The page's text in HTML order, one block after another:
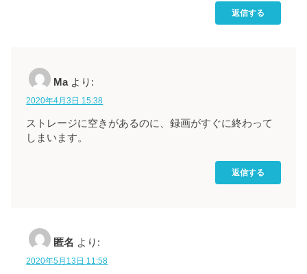
返信する
Ma より:
2020年4月3日 15:38
ストレージに空きがあるのに、録画がすぐに終わって
しまいます。
返信する
匿名 より:
2020年5月13日 11:58